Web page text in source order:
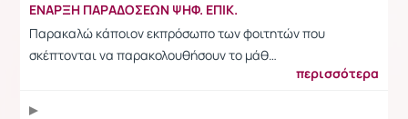
ΕΝΑΡΞΗ ΠΑΡΑΔΟΣΕΩΝ ΨΗΦ. ΕΠΙΚ.
Παρακαλώ κάποιον εκπρόσωπο των φοιτητών που
σκέπτονται να παρακολουθήσουν το μάθ…
περισσότερα